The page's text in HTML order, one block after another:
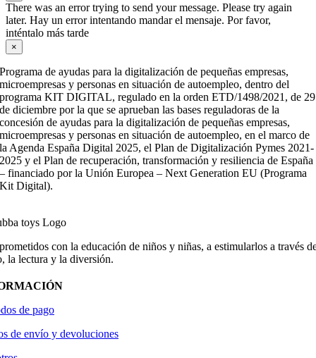
There was an error trying to send your message. Please try again
later. Hay un error intentando mandar el mensaje. Por favor,
inténtalo más tarde
×
Programa de ayudas para la digitalización de pequeñas empresas,
microempresas y personas en situación de autoempleo, dentro del
programa KIT DIGITAL, regulado en la orden ETD/1498/2021, de 29
de diciembre por la que se aprueban las bases reguladoras de la
concesión de ayudas para la digitalización de pequeñas empresas,
microempresas y personas en situación de autoempleo, en el marco de
la Agenda España Digital 2025, el Plan de Digitalización Pymes 2021-
2025 y el Plan de recuperación, transformación y resiliencia de España
– financiado por la Unión Europea – Next Generation EU (Programa
Kit Digital).
con la educación de niños y niñas, a estimularlos a través
la lectura y la diversión.
de pago
de envío y devoluciones